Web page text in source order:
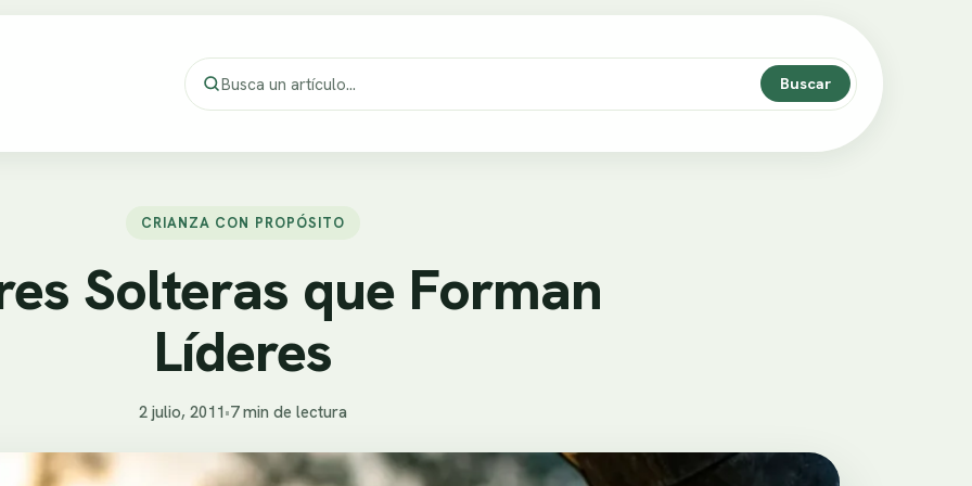
Buscar
CRIANZA CON PROPÓSITO
Solteras que Forman
Líderes
2 julio, 2011•7 min de lectura